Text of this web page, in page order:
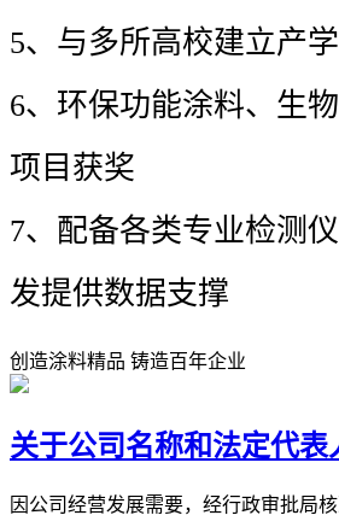
5、与多所高校建立产
6、环保功能涂料、生
项目获奖
7、配备各类专业检测
发提供数据支撑
创造涂料精品 铸造百年企业
关于公司名称和法定代表
因公司经营发展需要，经行政审批局